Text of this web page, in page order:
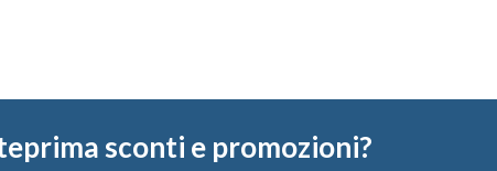
sconti e promozioni?